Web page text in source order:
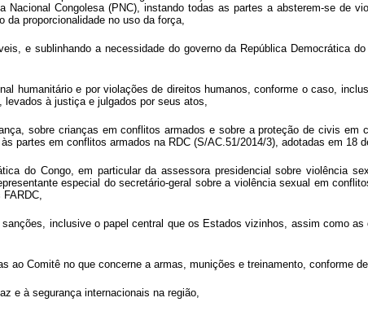
Nacional Congolesa (PNC), instando todas as partes a absterem-se de
da proporcionalidade no uso da força,
e sublinhando a necessidade do governo da República Democrática
humanitário e por violações de direitos humanos, conforme o caso,
à justiça e julgados por seus atos,
sobre crianças em conflitos armados e sobre a proteção de civis
partes em conflitos armados na RDC (S/AC.51/2014/3), adotadas em 18
do Congo, em particular da assessora presidencial sobre violência
especial do secretário-geral sobre a violência sexual em
inclusive o papel central que os Estados vizinhos, assim como
ao Comitê no que concerne a armas, munições e treinamento, conforme
e à segurança internacionais na região,